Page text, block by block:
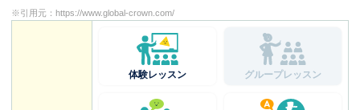
※引用元： https://www.global-crown.com/
体験レッスン グループレッスン